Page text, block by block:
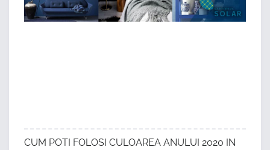
CUM POTI FOLOSI CULOAREA ANULUI 2020 IN